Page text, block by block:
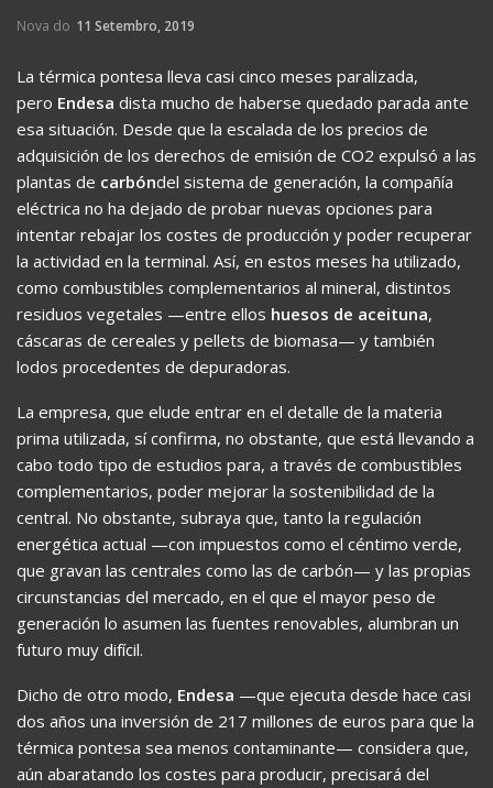
Nova do 11 Setembro, 2019
La térmica pontesa lleva casi cinco meses paralizada,
pero Endesa dista mucho de haberse quedado parada ante
esa situación. Desde que la escalada de los precios de
adquisición de los derechos de emisión de CO2 expulsó a las
plantas de carbóndel sistema de generación, la compañía
eléctrica no ha dejado de probar nuevas opciones para
intentar rebajar los costes de producción y poder recuperar
la actividad en la terminal. Así, en estos meses ha utilizado,
como combustibles complementarios al mineral, distintos
residuos vegetales —entre ellos huesos de aceituna,
cáscaras de cereales y pellets de biomasa— y también
lodos procedentes de depuradoras.
La empresa, que elude entrar en el detalle de la materia
prima utilizada, sí confirma, no obstante, que está llevando a
cabo todo tipo de estudios para, a través de combustibles
complementarios, poder mejorar la sostenibilidad de la
central. No obstante, subraya que, tanto la regulación
energética actual —con impuestos como el céntimo verde,
que gravan las centrales como las de carbón— y las propias
circunstancias del mercado, en el que el mayor peso de
generación lo asumen las fuentes renovables, alumbran un
futuro muy difícil.
Dicho de otro modo, Endesa —que ejecuta desde hace casi
dos años una inversión de 217 millones de euros para que la
térmica pontesa sea menos contaminante— considera que,
aún abaratando los costes para producir, precisará del